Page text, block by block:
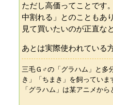
ただし高価ってことです
中割れる」とのこともあ
見て買いたいのが正直な
あとは実際使われている
三毛Ｇ♂の「グラハム」と多
き」「ちまき」を飼っていま
「グラハム」は某アニメか